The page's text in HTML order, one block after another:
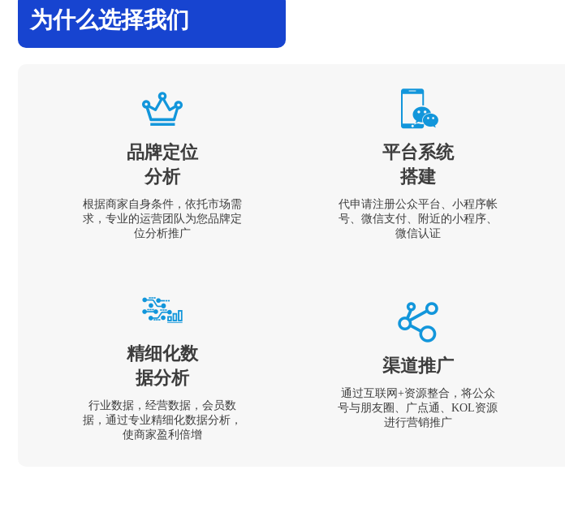
为什么选择我们
品牌定位
分析
根据商家自身条件，依托市场需
求，专业的运营团队为您品牌定
位分析推广
平台系统
搭建
代申请注册公众平台、小程序帐
号、微信支付、附近的小程序、
微信认证
精细化数
据分析
行业数据，经营数据，会员数
据，通过专业精细化数据分析，
使商家盈利倍增
渠道推广
通过互联网+资源整合，将公众
号与朋友圈、广点通、KOL资源
进行营销推广